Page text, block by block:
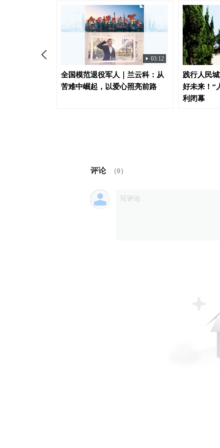
03:12
全国模范退役军人｜兰云科：从
苦难中崛起，以爱心照亮前路
践行人民
好未来！“
利闭幕
评论 （0）